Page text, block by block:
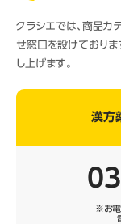
クラシエでは、商品カ
せ窓口を設けておりま
し上げます。
漢方
※お電